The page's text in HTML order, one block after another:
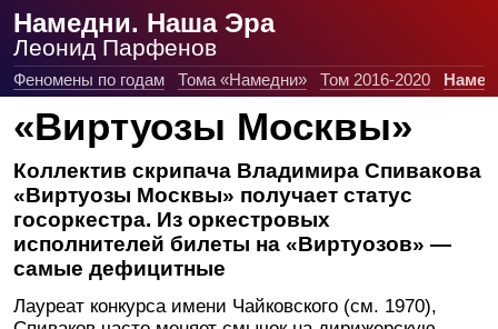
Намедни. Наша Эра
Леонид Парфенов
Феномены по годам Тома «Намедни» Том 2016-2020
«Виртуозы Москвы»
Коллектив скрипача Владимира Спивакова
«Виртуозы Москвы» получает статус
госоркестра. Из оркестровых
исполнителей билеты на «Виртуозов» —
самые дефицитные
Лауреат конкурса имени Чайковского (см. 1970),